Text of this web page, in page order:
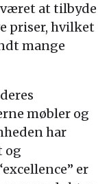
været at tilbyde
priser, hvilket
mange
møbler og
har
og
er